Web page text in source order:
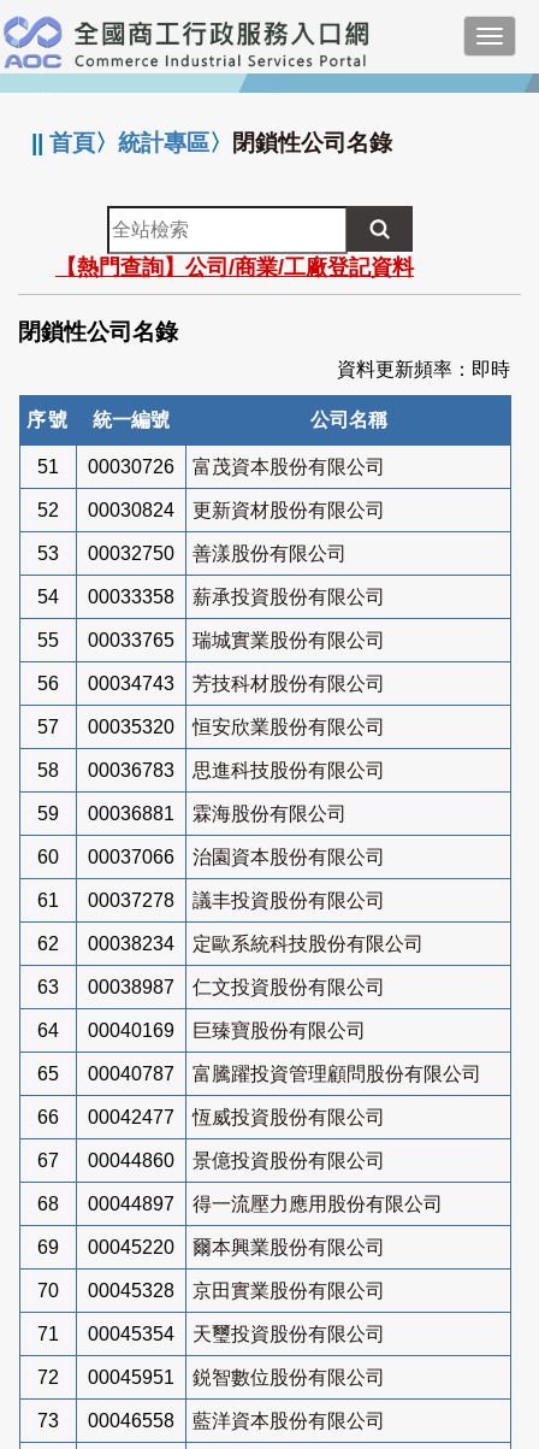
跳
到
主
要
:::
||首頁〉統計專區〉 閉鎖性公司名錄
全
站
檢
索
【熱門查詢】公司/商業/工廠登記資料
閉鎖性公司名錄
資料更新頻率：即時
序號 統一編號 公司名稱
51 00030726 富茂資本股份有限公司
52 00030824 更新資材股份有限公司
53 00032750 善漾股份有限公司
54 00033358 薪承投資股份有限公司
55 00033765 瑞城實業股份有限公司
56 00034743 芳技科材股份有限公司
57 00035320 恒安欣業股份有限公司
58 00036783 思進科技股份有限公司
59 00036881 霖海股份有限公司
60 00037066 治園資本股份有限公司
61 00037278 議丰投資股份有限公司
62 00038234 定歐系統科技股份有限公司
63 00038987 仁文投資股份有限公司
64 00040169 巨臻寶股份有限公司
65 00040787 富騰躍投資管理顧問股份有限公司
66 00042477 恆威投資股份有限公司
67 00044860 景億投資股份有限公司
68 00044897 得一流壓力應用股份有限公司
69 00045220 爾本興業股份有限公司
70 00045328 京田實業股份有限公司
71 00045354 天璽投資股份有限公司
72 00045951 鋭智數位股份有限公司
73 00046558 藍洋資本股份有限公司